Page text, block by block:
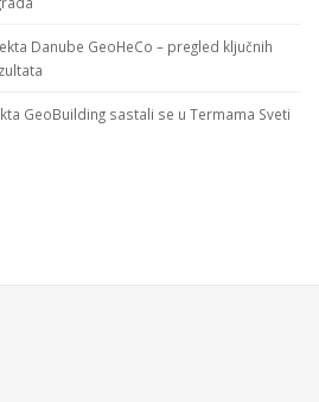
Danube GeoHeCo – pregled ključnih
GeoBuilding sastali se u Termama Sveti